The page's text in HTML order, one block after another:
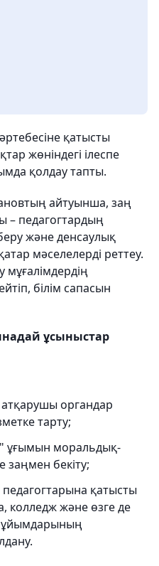
қатысты
жөніндегі ілеспе
қолдау тапты.
айтуынша, заң
– педагогтардың
және денсаулық
мәселелерді реттеу.
мұғалімдердің
білім сапасын
ұсыныстар
атқарушы органдар
тарту;
ұғымын моральдық-
заңмен бекіту;
қатысты
колледж және өзге де
ұйымдарының